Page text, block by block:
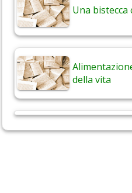
Una bistecca
della vita